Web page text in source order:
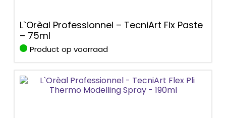
L`Orèal Professionnel – TecniArt Fix Paste
– 75ml
Product op voorraad